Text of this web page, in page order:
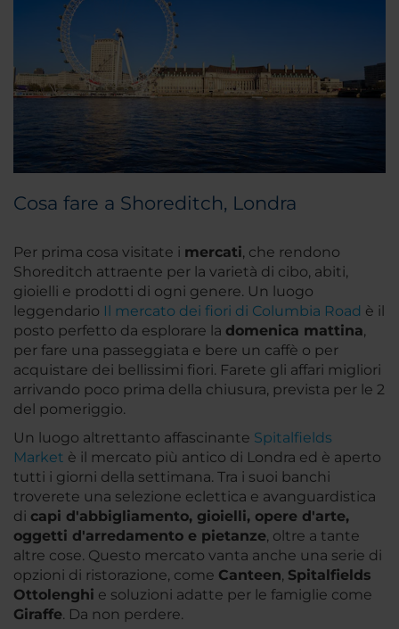
Cosa fare a Shoreditch, Londra
Per prima cosa visitate i mercati, che rendono
Shoreditch attraente per la varietà di cibo, abiti,
gioielli e prodotti di ogni genere. Un luogo
leggendario Il mercato dei fiori di Columbia Road è il
posto perfetto da esplorare la domenica mattina,
per fare una passeggiata e bere un caffè o per
acquistare dei bellissimi fiori. Farete gli affari migliori
arrivando poco prima della chiusura, prevista per le 2
del pomeriggio.
Un luogo altrettanto affascinante Spitalfields
Market è il mercato più antico di Londra ed è aperto
tutti i giorni della settimana. Tra i suoi banchi
troverete una selezione eclettica e avanguardistica
di capi d'abbigliamento, gioielli, opere d'arte,
oggetti d'arredamento e pietanze, oltre a tante
altre cose. Questo mercato vanta anche una serie di
opzioni di ristorazione, come Canteen, Spitalfields
Ottolenghi e soluzioni adatte per le famiglie come
Giraffe. Da non perdere.